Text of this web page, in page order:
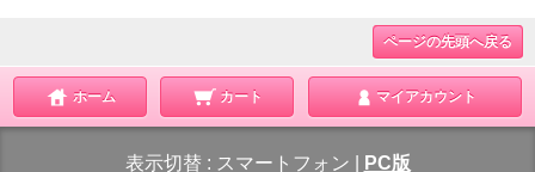
ページの先頭へ戻る
ホーム カート マイアカウント
表示切替 : スマートフォン PC版